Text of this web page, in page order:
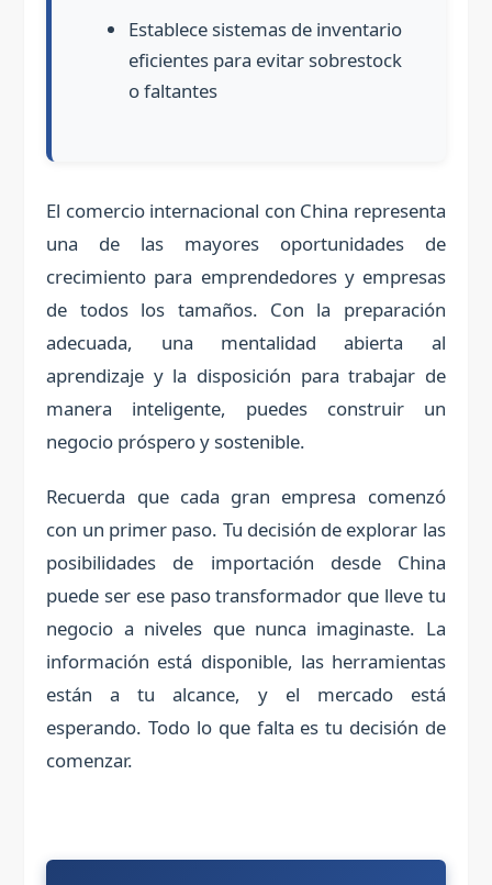
Establece sistemas de inventario
eficientes para evitar sobrestock
o faltantes
El comercio internacional con China representa
una de las mayores oportunidades de
crecimiento para emprendedores y empresas
de todos los tamaños. Con la preparación
adecuada, una mentalidad abierta al
aprendizaje y la disposición para trabajar de
manera inteligente, puedes construir un
negocio próspero y sostenible.
Recuerda que cada gran empresa comenzó
con un primer paso. Tu decisión de explorar las
posibilidades de importación desde China
puede ser ese paso transformador que lleve tu
negocio a niveles que nunca imaginaste. La
información está disponible, las herramientas
están a tu alcance, y el mercado está
esperando. Todo lo que falta es tu decisión de
comenzar.